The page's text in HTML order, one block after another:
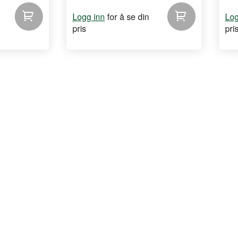
Logg inn for å se din
pris
pris